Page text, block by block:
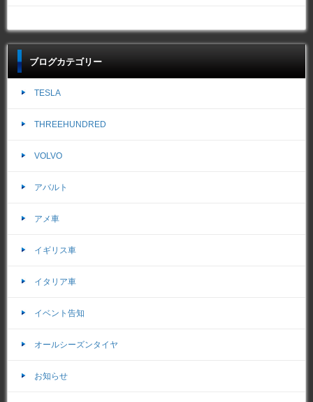
ブログカテゴリー
TESLA
THREEHUNDRED
VOLVO
アバルト
アメ車
イギリス車
イタリア車
イベント告知
オールシーズンタイヤ
お知らせ